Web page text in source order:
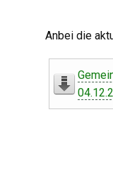
Anbei die